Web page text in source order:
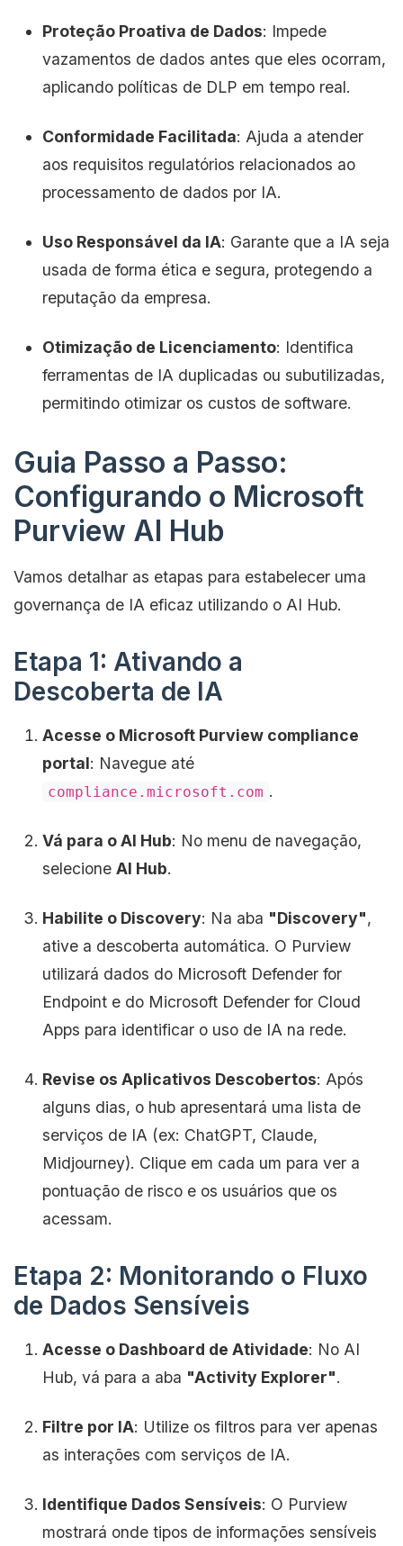
Proteção Proativa de Dados: Impede
vazamentos de dados antes que eles ocorram,
aplicando políticas de DLP em tempo real.
Conformidade Facilitada: Ajuda a atender
aos requisitos regulatórios relacionados ao
processamento de dados por IA.
Uso Responsável da IA: Garante que a IA seja
usada de forma ética e segura, protegendo a
reputação da empresa.
Otimização de Licenciamento: Identifica
ferramentas de IA duplicadas ou subutilizadas,
permitindo otimizar os custos de software.
Guia Passo a Passo:
Configurando o Microsoft
Purview AI Hub
Vamos detalhar as etapas para estabelecer uma
governança de IA eficaz utilizando o AI Hub.
Etapa 1: Ativando a
Descoberta de IA
Acesse o Microsoft Purview compliance
portal: Navegue até
compliance.microsoft.com .
Vá para o AI Hub: No menu de navegação,
selecione AI Hub.
Habilite o Discovery: Na aba "Discovery",
ative a descoberta automática. O Purview
utilizará dados do Microsoft Defender for
Endpoint e do Microsoft Defender for Cloud
Apps para identificar o uso de IA na rede.
Revise os Aplicativos Descobertos: Após
alguns dias, o hub apresentará uma lista de
serviços de IA (ex: ChatGPT, Claude,
Midjourney). Clique em cada um para ver a
pontuação de risco e os usuários que os
acessam.
Etapa 2: Monitorando o Fluxo
de Dados Sensíveis
Acesse o Dashboard de Atividade: No AI
Hub, vá para a aba "Activity Explorer".
Filtre por IA: Utilize os filtros para ver apenas
as interações com serviços de IA.
Identifique Dados Sensíveis: O Purview
mostrará onde tipos de informações sensíveis